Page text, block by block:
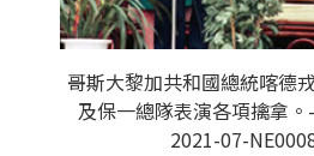
哥斯大黎加共和國總統喀德
及保一總隊表演各項擒拿。
2021-07-